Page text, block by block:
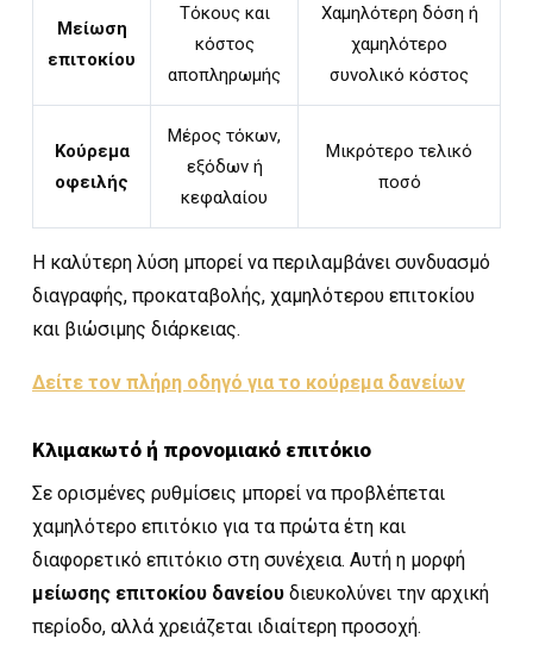
Μείωση
επιτοκίου
Τόκους και
κόστος
αποπληρωμής
Χαμηλότερη δόση ή
χαμηλότερο
συνολικό κόστος
Κούρεμα
οφειλής
Μέρος τόκων,
εξόδων ή
κεφαλαίου
Μικρότερο τελικό
ποσό
Η καλύτερη λύση μπορεί να περιλαμβάνει συνδυασμό
διαγραφής, προκαταβολής, χαμηλότερου επιτοκίου
και βιώσιμης διάρκειας.
Δείτε τον πλήρη οδηγό για το κούρεμα δανείων
Κλιμακωτό ή προνομιακό επιτόκιο
Σε ορισμένες ρυθμίσεις μπορεί να προβλέπεται
χαμηλότερο επιτόκιο για τα πρώτα έτη και
διαφορετικό επιτόκιο στη συνέχεια. Αυτή η μορφή
μείωσης επιτοκίου δανείου διευκολύνει την αρχική
περίοδο, αλλά χρειάζεται ιδιαίτερη προσοχή.